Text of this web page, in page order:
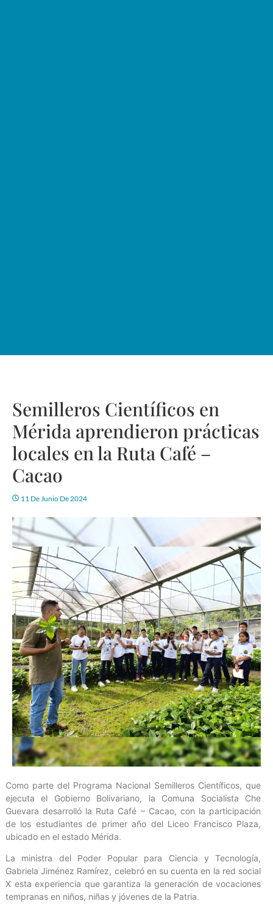
Semilleros Científicos en
Mérida aprendieron prácticas
locales en la Ruta Café –
Cacao
11 De Junio De 2024
Como parte del Programa Nacional Semilleros Científicos, que
ejecuta el Gobierno Bolivariano, la Comuna Socialista Che
Guevara desarrolló la Ruta Café – Cacao, con la participación
de los estudiantes de primer año del Liceo Francisco Plaza,
ubicado en el estado Mérida.
La ministra del Poder Popular para Ciencia y Tecnología,
Gabriela Jiménez Ramírez, celebró en su cuenta en la red social
X esta experiencia que garantiza la generación de vocaciones
tempranas en niños, niñas y jóvenes de la Patria.